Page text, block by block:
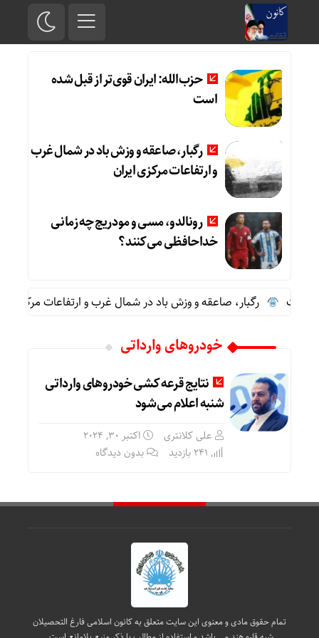
حزب‌الله: ایران قوی‌تر از قبل شده
است
رگبار، صاعقه و وزش باد در شمال غرب
و ارتفاعات مرکزی ایران
رونالدو، مسی و مودریچ چه زمانی
خداحافظی می‌کنند؟
است رگبار، صاعقه و وزش باد در شمال غرب و ارتفاعات مرکزی
خودروهای وارداتی
نتایج قرعه کشی خودروهای وارداتی
شنبه اعلام می‌شود
علی کلانتری
اکتبر 30, 2024
بدون دیدگاه
تمام حقوق مادی و معنوی این سایت متعلق به کانون اسلامی فارغ التحصیلان